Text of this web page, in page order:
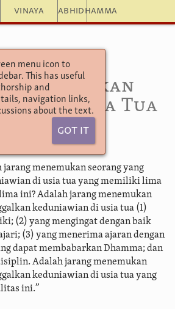
Vinaya Abhidhamma
menu icon to
This has useful
and
navigation links,
about the text.
Got It
Nikāya
di Usia Tua
menemukan seorang yang
di usia tua yang memiliki lima
ini? Adalah jarang menemukan
keduniawian di usia tua (1)
(2) yang mengingat dengan baik
(3) yang menerima ajaran dengan
dapat membabarkan Dhamma; dan
Adalah jarang menemukan
keduniawian di usia tua yang
ini.”